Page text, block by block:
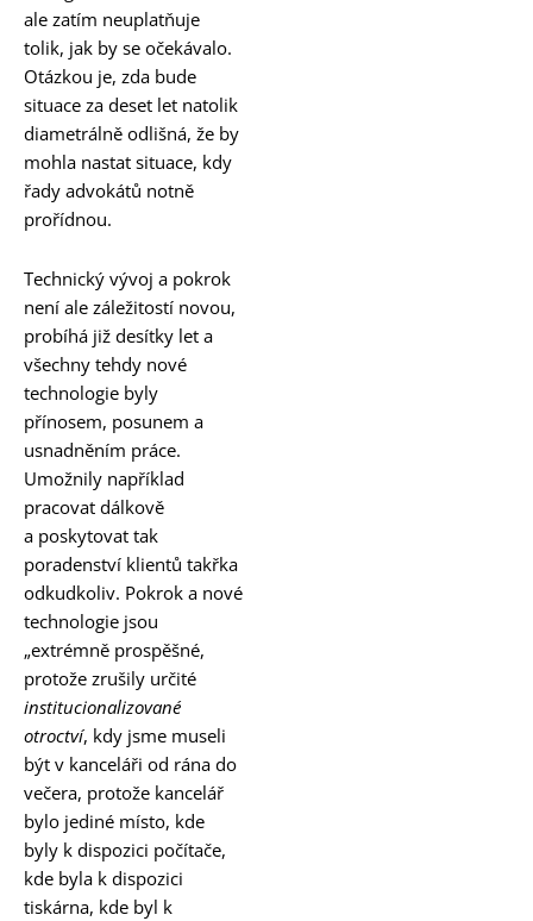
ale zatím neuplatňuje
tolik, jak by se očekávalo.
Otázkou je, zda bude
situace za deset let natolik
diametrálně odlišná, že by
mohla nastat situace, kdy
řady advokátů notně
prořídnou.
Technický vývoj a pokrok
není ale záležitostí novou,
probíhá již desítky let a
všechny tehdy nové
technologie byly
přínosem, posunem a
usnadněním práce.
Umožnily například
pracovat dálkově
a poskytovat tak
poradenství klientů takřka
odkudkoliv. Pokrok a nové
technologie jsou
„extrémně prospěšné,
protože zrušily určité
institucionalizované
otroctví, kdy jsme museli
být v kanceláři od rána do
večera, protože kancelář
bylo jediné místo, kde
byly k dispozici počítače,
kde byla k dispozici
tiskárna, kde byl k